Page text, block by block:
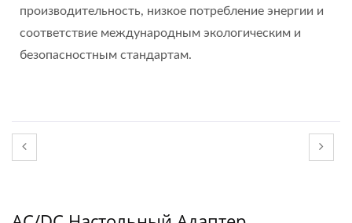
производительность, низкое потребление энергии и
соответствие международным экологическим и
безопасностным стандартам.